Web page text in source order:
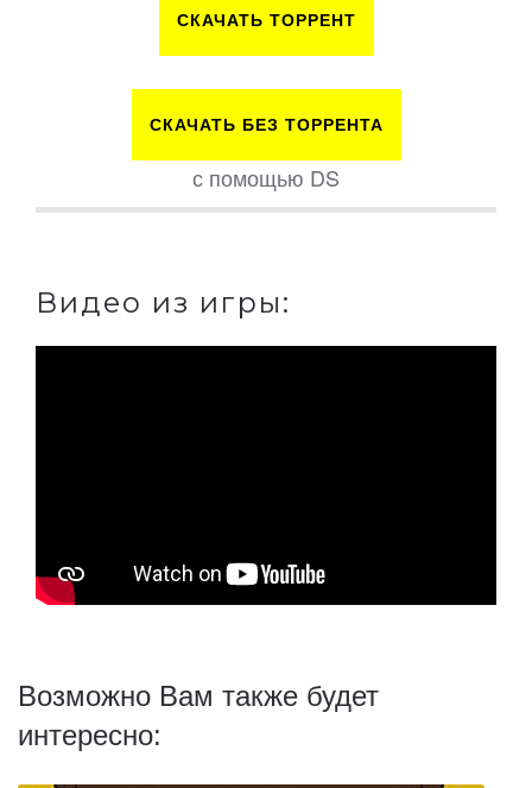
СКАЧАТЬ ТОРРЕНТ
СКАЧАТЬ БЕЗ ТОРРЕНТА
с помощью DS
Видео из игры:
Возможно Вам также будет
интересно: